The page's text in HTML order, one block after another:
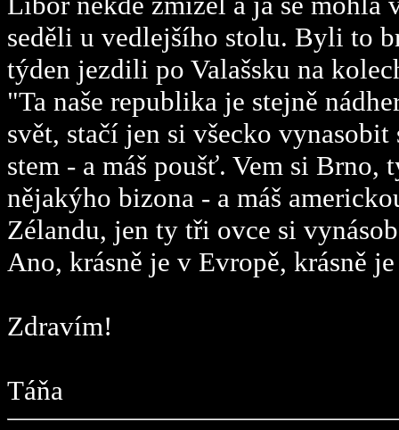
seděli u vedlejšího stolu. Byli to
týden jezdili po Valašsku na
"Ta naše republika je stejně
svět, stačí jen si všecko
stem - a máš poušť. Vem si Brno,
nějakýho bizona - a máš
Zélandu, jen ty tři ovce si
Ano, krásně je v Evropě, krásně
Zdravím!
Táňa